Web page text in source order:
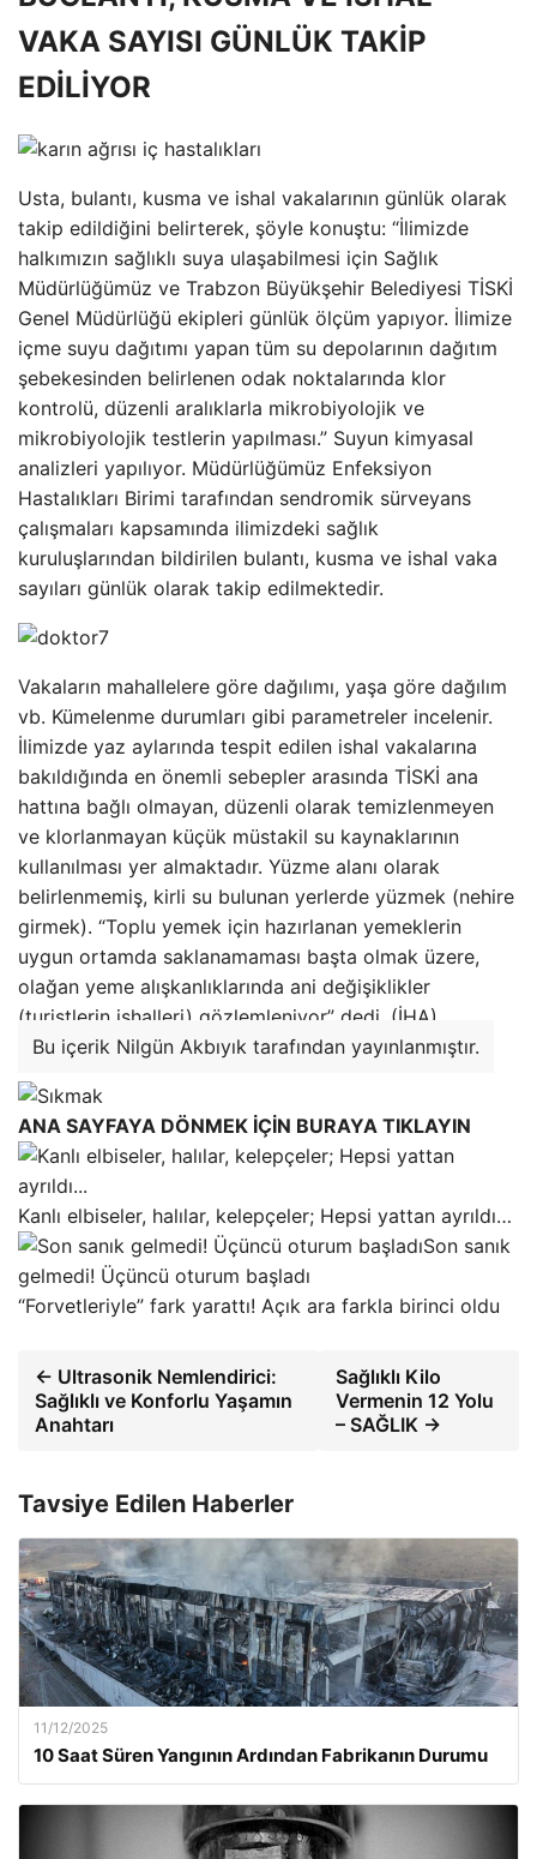
VAKA SAYISI GÜNLÜK TAKİP
EDİLİYOR
Usta, bulantı, kusma ve ishal vakalarının günlük olarak
takip edildiğini belirterek, şöyle konuştu: “İlimizde
halkımızın sağlıklı suya ulaşabilmesi için Sağlık
Müdürlüğümüz ve Trabzon Büyükşehir Belediyesi TİSKİ
Genel Müdürlüğü ekipleri günlük ölçüm yapıyor. İlimize
içme suyu dağıtımı yapan tüm su depolarının dağıtım
şebekesinden belirlenen odak noktalarında klor
kontrolü, düzenli aralıklarla mikrobiyolojik ve
mikrobiyolojik testlerin yapılması.” Suyun kimyasal
analizleri yapılıyor. Müdürlüğümüz Enfeksiyon
Hastalıkları Birimi tarafından sendromik sürveyans
çalışmaları kapsamında ilimizdeki sağlık
kuruluşlarından bildirilen bulantı, kusma ve ishal vaka
sayıları günlük olarak takip edilmektedir.
Vakaların mahallelere göre dağılımı, yaşa göre dağılım
vb. Kümelenme durumları gibi parametreler incelenir.
İlimizde yaz aylarında tespit edilen ishal vakalarına
bakıldığında en önemli sebepler arasında TİSKİ ana
hattına bağlı olmayan, düzenli olarak temizlenmeyen
ve klorlanmayan küçük müstakil su kaynaklarının
kullanılması yer almaktadır. Yüzme alanı olarak
belirlenmemiş, kirli su bulunan yerlerde yüzmek (nehire
girmek). “Toplu yemek için hazırlanan yemeklerin
uygun ortamda saklanamaması başta olmak üzere,
olağan yeme alışkanlıklarında ani değişiklikler
(turistlerin ishalleri) gözlemleniyor” dedi. (İHA)
Bu içerik Nilgün Akbıyık tarafından yayınlanmıştır.
ANA SAYFAYA DÖNMEK İÇİN BURAYA TIKLAYIN
Kanlı elbiseler, halılar, kelepçeler; Hepsi yattan ayrıldı…
Son sanık
gelmedi! Üçüncü oturum başladı
“Forvetleriyle” fark yarattı! Açık ara farkla birinci oldu
← Ultrasonik Nemlendirici:
Sağlıklı ve Konforlu Yaşamın
Anahtarı
Sağlıklı Kilo
Vermenin 12 Yolu
– SAĞLIK →
Tavsiye Edilen Haberler
11/12/2025
10 Saat Süren Yangının Ardından Fabrikanın Durumu